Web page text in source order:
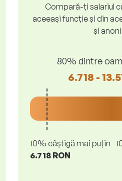
Compară-ți salariul
aceeași funcție și din
și
80% dintre
6.718 -
10% câștigă mai puțin
6.718 RON